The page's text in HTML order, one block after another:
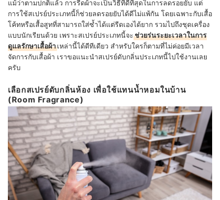
แม้ว่าตามปกติแล้ว การรีดผ้าจะเป็นวิธีที่ดีที่สุดในการลดรอยยับ แต่
การใช้สเปรย์ประเภทนี้ก็ช่วยลดรอยยับได้ดีไม่แพ้กัน โดยเฉพาะกับเสื้อ
โค้ทหรือเสื้อสูทที่สามารถใส่ซ้ำได้แต่รีดเองได้ยาก รวมไปถึงชุดเครื่อง
แบบนักเรียนด้วย เพราะสเปรย์ประเภทนี้จะช่วยร่นระยะเวลาในการ
ดูแลรักษาเสื้อผ้าเหล่านี้ได้ดีทีเดียว สำหรับใครก็ตามที่ไม่ค่อยมีเวลา
จัดการกับเสื้อผ้า เราขอแนะนำสเปรย์ดับกลิ่นประเภทนี้ไปใช้งานเลย
ครับ
เลือกสเปรย์ดับกลิ่นห้อง เพื่อใช้แทนน้ำหอมในบ้าน
(Room Fragrance)